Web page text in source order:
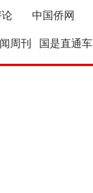
中国侨网
周刊 国是直通车